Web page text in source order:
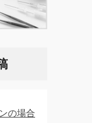
の場合